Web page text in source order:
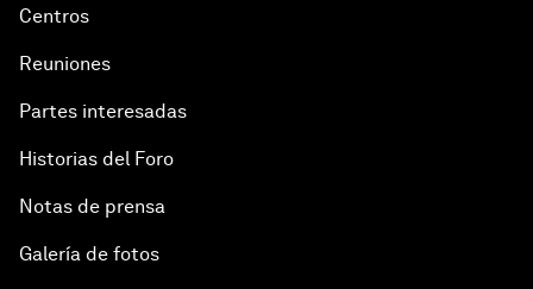
Centros
Reuniones
Partes interesadas
Historias del Foro
Notas de prensa
Galería de fotos